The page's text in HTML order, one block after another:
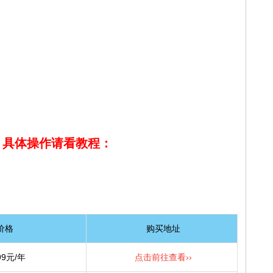
体操作请看教程：
格 购买地址
元/年 点击前往查看››